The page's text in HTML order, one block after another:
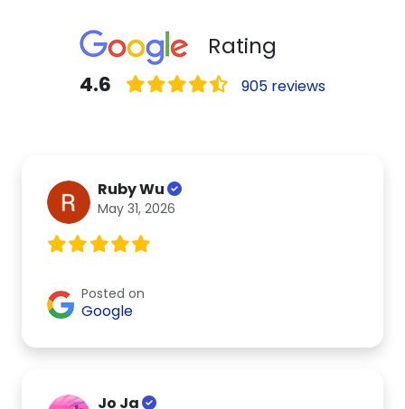
Rating
4.6 905 reviews
Ruby Wu
May 31, 2026
Posted on
Google
Jo Ja